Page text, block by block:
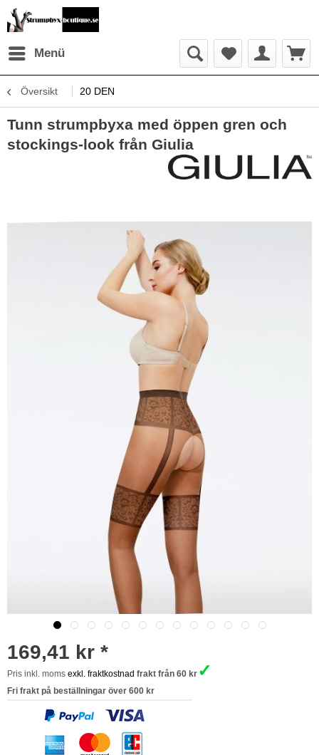
Menü
Översikt 20 DEN
Tunn strumpbyxa med öppen gren och
stockings-look från Giulia
169,41 kr *
Pris inkl. moms exkl. fraktkostnad frakt från 60 kr ✓
Fri frakt på beställningar över 600 kr